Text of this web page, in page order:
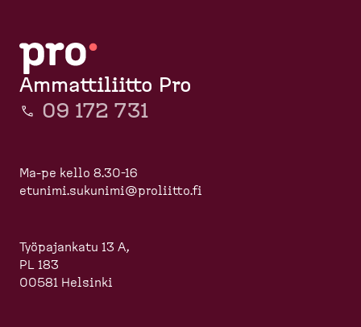
Ammattiliitto Pro
09 172 731
Ma-pe kello 8.30-16
etunimi.sukunimi@proliitto.fi
Työpajankatu 13 A,
PL 183
00581 Helsinki